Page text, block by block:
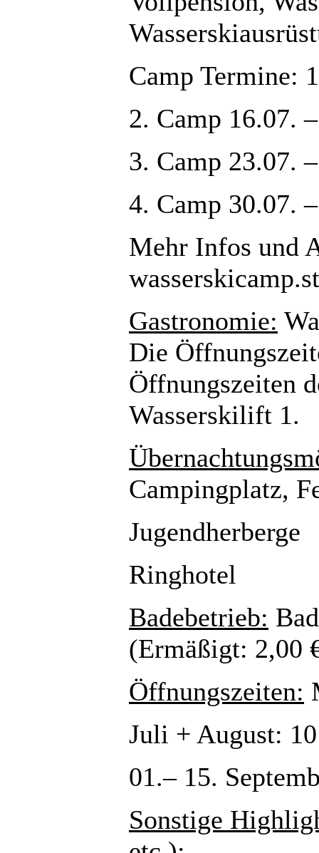
Camp Termine:
2. Camp 16.07.
3. Camp 23.07.
4. Camp 30.07.
Mehr Infos und
Gastronomie:
Die
Öffnungszeiten
Wasserskilift 1.
Campingplatz,
Jugendherberge
Ringhotel
Badebetrieb:
(Ermäßigt: 2,00
Öffnungszeiten:
Juli + August:
01.– 15.
Sonstige